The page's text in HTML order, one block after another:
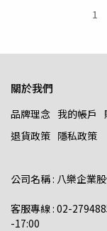
1
關於我們
品牌理念 我的帳戶
退貨政策 隱私政策
公司名稱 : 八樂企業
客服專線 : 02-
-17:00